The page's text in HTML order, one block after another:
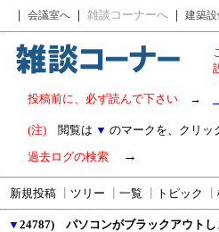
｜ 会議室へ ｜ 雑談コーナーへ ｜ 建築
投稿前に、必ず読んで下さい →
(注) 閲覧は ▼ のマークを、クリッ
過去ログの検索 →
新規投稿 ツリー 一覧 トピック
▼ 24787) パソコンがブラックアウトし